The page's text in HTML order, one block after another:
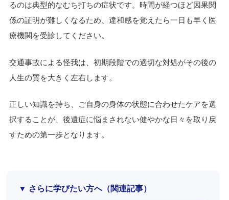
るのは典型的なむち打ちの症状です。時間が経つほど因果関
係の証明が難しくなるため、違和感を覚えたら一日も早く医
療機関を受診してください。
交通事故による怪我は、初期段階での適切な対処がその後の
人生の質を大きく左右します。
正しい知識を持ち、ご自身の身体の状態に合わせたケアを選
択することが、後遺症に悩まされない健やかな日々を取り戻
すための第一歩となります。
▼ さらに学びたい方へ（関連記事）